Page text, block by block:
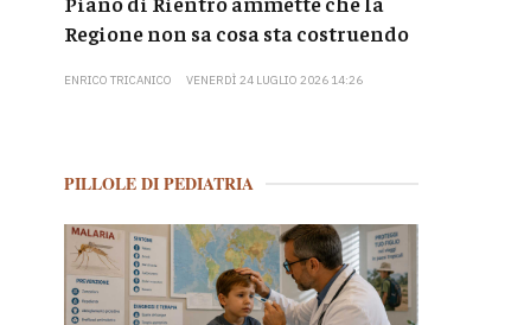
Regione non sa cosa sta costruendo
ENRICO TRICANICO VENERDÌ 24 LUGLIO 2026 14:26
PILLOLE DI PEDIATRIA